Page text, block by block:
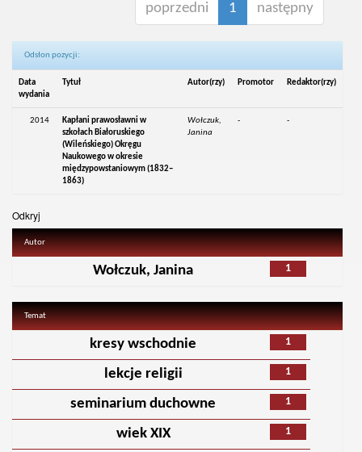
poprzedni 1 następny
Odsłon pozycji:
Data
wydania
Tytuł Autor(rzy) Promotor Redaktor(rzy)
2014
Kapłani prawosławni w
szkołach Białoruskiego
(Wileńskiego) Okręgu
Naukowego w okresie
międzypowstaniowym (1832–
1863)
Wołczuk,
Janina
- -
Odkryj
Autor
1
Wołczuk, Janina
Temat
1
kresy wschodnie
1
lekcje religii
1
seminarium duchowne
1
wiek XIX